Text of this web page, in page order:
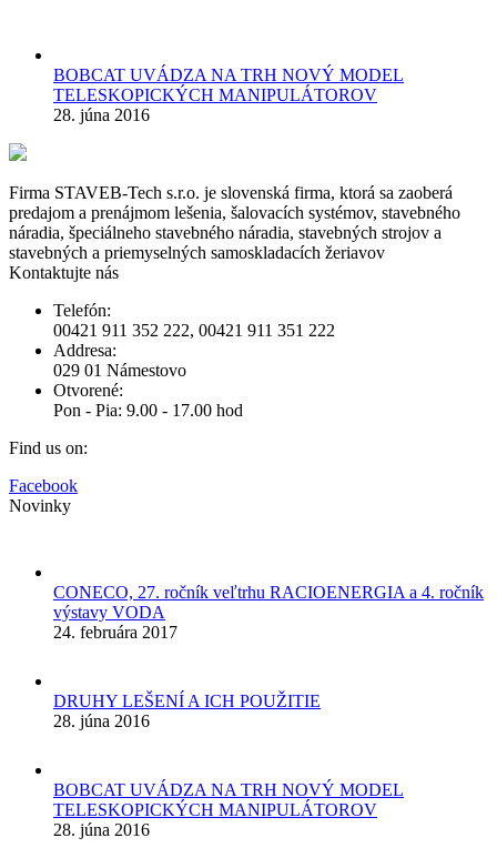
BOBCAT UVÁDZA NA TRH NOVÝ MODEL
TELESKOPICKÝCH MANIPULÁTOROV
28. júna 2016
Firma STAVEB-Tech s.r.o. je slovenská firma, ktorá sa zaoberá
predajom a prenájmom lešenia, šalovacích systémov, stavebného
náradia, špeciálneho stavebného náradia, stavebných strojov a
stavebných a priemyselných samoskladacích žeriavov
Kontaktujte nás
Telefón:
00421 911 352 222, 00421 911 351 222
Addresa:
029 01 Námestovo
Otvorené:
Pon - Pia: 9.00 - 17.00 hod
Find us on:
Facebook
Novinky
CONECO, 27. ročník veľtrhu RACIOENERGIA a 4. ročník
výstavy VODA
24. februára 2017
DRUHY LEŠENÍ A ICH POUŽITIE
28. júna 2016
BOBCAT UVÁDZA NA TRH NOVÝ MODEL
TELESKOPICKÝCH MANIPULÁTOROV
28. júna 2016